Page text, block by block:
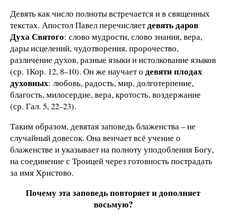
Девять как число полноты встречается и в священных
текстах. Апостол Павел перечисляетдевять даров
Духа Святого: слово мудрости, слово знания, вера,
дары исцелений, чудотворения, пророчество,
различение духов, разные языки и истолкование языков
(ср. 1Кор. 12, 8–10). Он же научает о девяти плодах
духовных: любовь, радость, мир, долготерпение,
благость, милосердие, вера, кротость, воздержание
(ср. Гал. 5, 22–23).
Таким образом, девятая заповедь блаженства – не
случайный довесок. Она венчает всё учение о
блаженстве и указывает на полноту уподобления Богу,
на соединение с Троицей через готовность пострадать
за имя Христово.
Почему эта заповедь повторяет и дополняет
восьмую?